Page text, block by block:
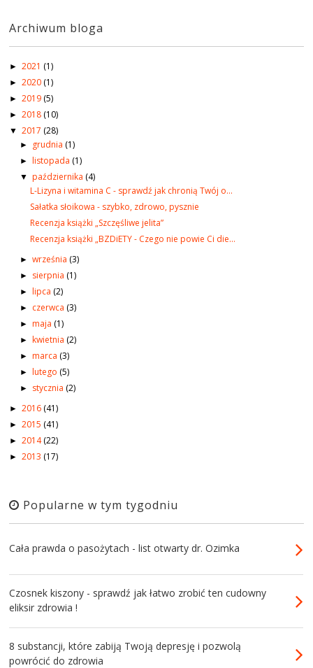
Archiwum bloga
►2021 (1)
►2020 (1)
►2019 (5)
►2018 (10)
▼2017 (28)
► grudnia (1)
► listopada (1)
▼ października (4)
L-Lizyna i witamina C - sprawdź jak chronią Twój o...
Sałatka słoikowa - szybko, zdrowo, pysznie
Recenzja książki „Szczęśliwe jelita”
Recenzja książki „BZDiETY - Czego nie powie Ci die...
► września (3)
► sierpnia (1)
► lipca (2)
► czerwca (3)
► maja (1)
► kwietnia (2)
► marca (3)
► lutego (5)
► stycznia (2)
►2016 (41)
►2015 (41)
►2014(22)
►2013 (17)
Popularne w tym tygodniu
Cała prawda o pasożytach - list otwarty dr. Ozimka
Czosnek kiszony - sprawdź jak łatwo zrobić ten cudowny
eliksir zdrowia !
8 substancji, które zabiją Twoją depresję i pozwolą
powrócić do zdrowia